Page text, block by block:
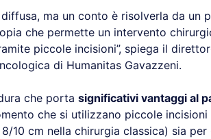
ma un conto è risolverla da un
che permette un intervento
piccole incisioni”, spiega il
di Humanitas Gavazzeni.
che porta significativi vantaggi al
che si utilizzano piccole
10 cm nella chirurgia classica) sia